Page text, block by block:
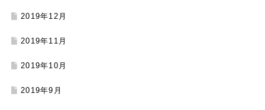
2019年12月
2019年11月
2019年10月
2019年9月